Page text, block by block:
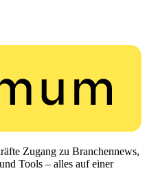
Zugang zu Branchennews,
Tools – alles auf einer